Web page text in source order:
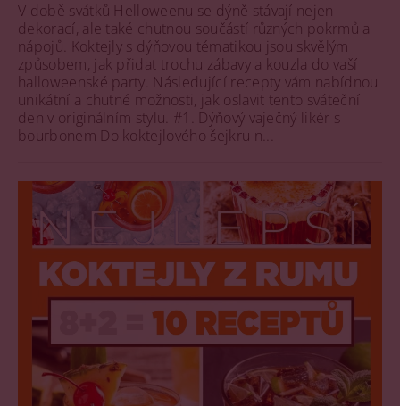
V době svátků Helloweenu se dýně stávají nejen
dekorací, ale také chutnou součástí různých pokrmů a
nápojů. Koktejly s dýňovou tématikou jsou skvělým
způsobem, jak přidat trochu zábavy a kouzla do vaší
halloweenské party. Následující recepty vám nabídnou
unikátní a chutné možnosti, jak oslavit tento sváteční
den v originálním stylu. #1. Dýňový vaječný likér s
bourbonem Do koktejlového šejkru n...